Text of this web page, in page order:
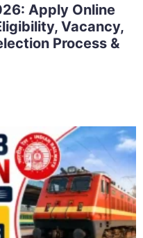
Apply Online
Vacancy,
Process &